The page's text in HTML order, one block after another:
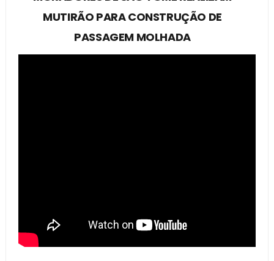
MUTIRÃO PARA CONSTRUÇÃO DE
PASSAGEM MOLHADA